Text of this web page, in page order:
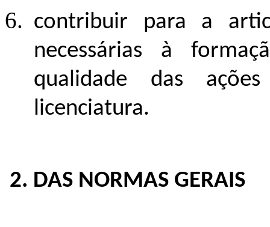
contribuir para a
necessárias à
qualidade das
licenciatura.
2. DAS NORMAS GERAIS